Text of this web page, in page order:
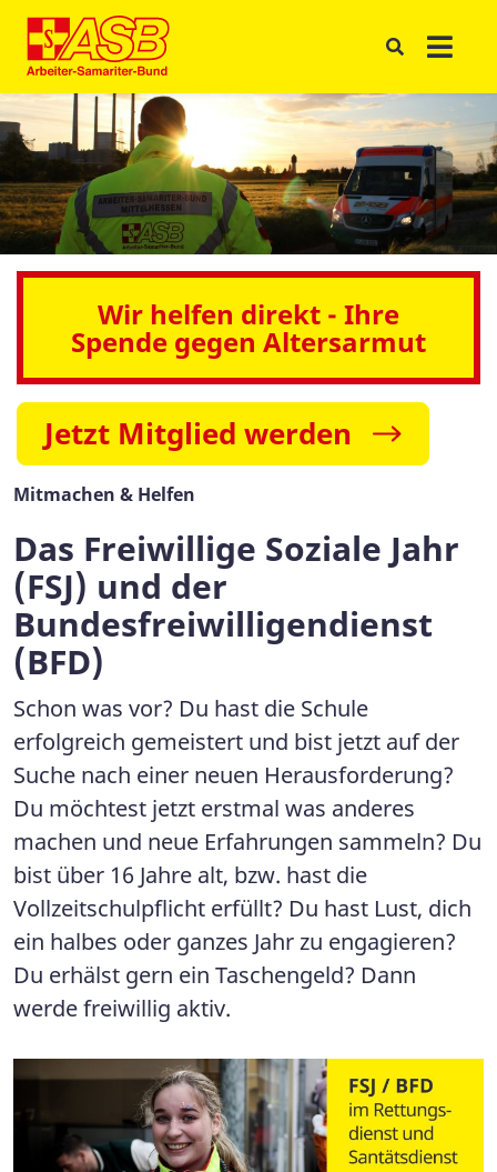
Wir helfen direkt - Ihre
Spende gegen Altersarmut
Jetzt Mitglied werden
Mitmachen & Helfen
Das Freiwillige Soziale Jahr
(FSJ) und der
Bundesfreiwilligendienst
(BFD)
Schon was vor? Du hast die Schule
erfolgreich gemeistert und bist jetzt auf der
Suche nach einer neuen Herausforderung?
Du möchtest jetzt erstmal was anderes
machen und neue Erfahrungen sammeln? Du
bist über 16 Jahre alt, bzw. hast die
Vollzeitschulpflicht erfüllt? Du hast Lust, dich
ein halbes oder ganzes Jahr zu engagieren?
Du erhälst gern ein Taschengeld? Dann
werde freiwillig aktiv.